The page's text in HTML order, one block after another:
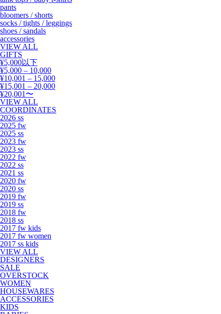
pants
bloomers / shorts
socks / tights / leggings
shoes / sandals
accessories
VIEW ALL
GIFTS
¥5,000以下
¥5,000 – 10,000
¥10,001 – 15,000
¥15,001 – 20,000
¥20,001〜
VIEW ALL
COORDINATES
2026 ss
2025 fw
2025 ss
2023 fw
2023 ss
2022 fw
2022 ss
2021 ss
2020 fw
2020 ss
2019 fw
2019 ss
2018 fw
2018 ss
2017 fw kids
2017 fw women
2017 ss kids
VIEW ALL
DESIGNERS
SALE
OVERSTOCK
WOMEN
HOUSEWARES
ACCESSORIES
KIDS